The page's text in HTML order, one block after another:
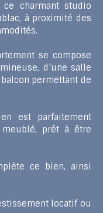
charmant studio
à proximité des
se compose
d’une salle
permettant de
est parfaitement
prêt à être
ce bien, ainsi
locatif ou